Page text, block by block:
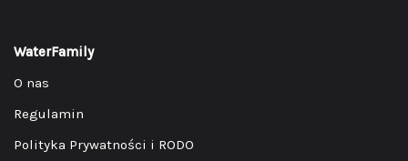
WaterFamily
O nas
Regulamin
Polityka Prywatności i RODO